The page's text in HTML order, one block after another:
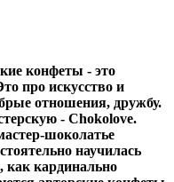
конфеты - это
про искусство и
отношения, дружбу.
- Chokolove.
шоколатье
научилась
как кардинально